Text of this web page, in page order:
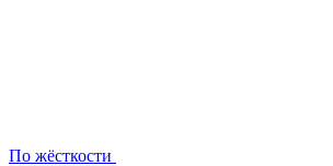
По жёсткости